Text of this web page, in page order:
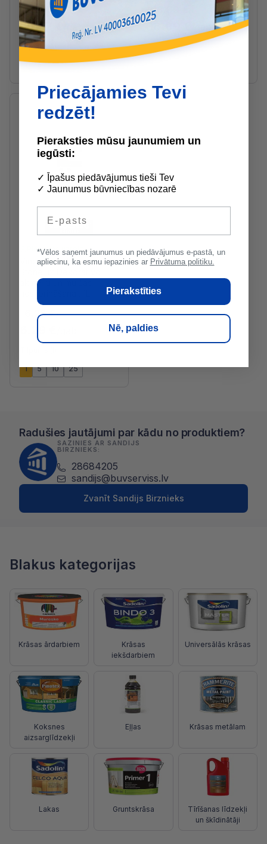
55.67 €/l
55.67 € /gab
Tilpums (l)
1 5
18.99 €
18.99 €
Pieejams uzreiz
Vincents Polyline
akmeņu un mulčas
6.29 €/l
1 5 10 25
Radušies jautājumi par kādu no produktiem?
SAZINIES AR SANDIJS
BIRZNIEKS:
28684205
sandijs@buvserviss.lv
Zvanīt Sandijs Birznieks
Blakus kategorijas
Krāsas ārdarbiem
Krāsas
iekšdarbiem
Universālās krāsas
Koksnes
aizsarglīdzekļi
Eļļas Krāsas metālam
Lakas Gruntskrāsa
Tīrīšanas līdzekļi
un škīdinātāji
Priecājamies Tevi
redzēt!
Pieraksties mūsu jaunumiem un
iegūsti:
✓ Īpašus piedāvājumus tieši Tev
✓ Jaunumus būvniecības nozarē
*Vēlos saņemt jaunumus un piedāvājumus e-pastā, un
apliecinu, ka esmu iepazinies ar Privātuma politiku.
Pierakstīties
Nē, paldies